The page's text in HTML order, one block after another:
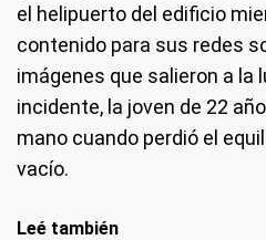
el helipuerto del edificio
contenido para sus redes
imágenes que salieron a la
incidente, la joven de 22
mano cuando perdió el
vacío.
Leé también